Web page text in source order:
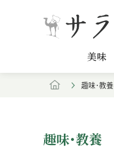
美味
趣味･教養
趣味･教養